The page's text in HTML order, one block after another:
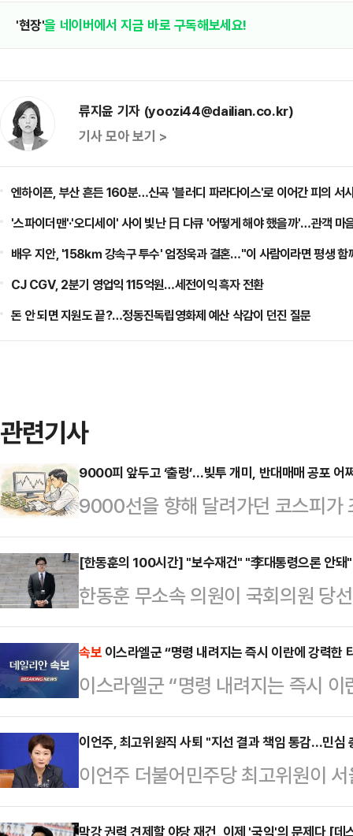
'현장'을 네이버에서 지금 바로 구독해보세요!
류지윤 기자 (yoozi44@dailian.co.kr)
기사 모아 보기 >
엔하이픈, 부산 흔든 160분…신곡 '블러디 파라다이스'로 이어간 피의 서
'스파이더맨'·'오디세이' 사이 빛난 日 다큐 '어떻게 해야 했을까'…관객 마
배우 지안, '158㎞ 강속구 투수' 엄정욱과 결혼…"이 사람이라면 평생 함
CJ CGV, 2분기 영업익 115억원…세전이익 흑자 전환
돈 안 되면 지원도 끝?…정동진독립영화제 예산 삭감이 던진 질문
관련기사
9000피 앞두고 ‘출렁’…빚투 개미, 반대매매 공포 어
9000선을 향해 달려가던 코스피가
장에 탑승하려는 개미들의 ‘빚투(
대매매를 경계하는 목소리가 적지
일 기준 투자자 예탁금은 139조
인 동시에 올해 첫 거래일인 1월
수준이다.투자자 예탁금은 투자자
기거나 주식을 팔고서 찾지 않은 자
기성 자금…
[한동훈의 100시간] "보수재건" "李대통령으론 안
한동훈 무소속 의원이 국회의원 당
부실을 지적하는 등 뚜렷한 존재감
거 관리 지적을 통해 이재명 대통령
에 가장 주목 받는 정치인으로 떠올
이 제한적인 만큼 추후 대여 투쟁,
스로를 증명해야 한다는 목소리도
북갑 국회의원 당선이 확정된 후,
첫 일정에 …
속보 이스라엘군 “명령 내려지는 즉시 이란에 강력한
이스라엘군 “명령 내려지는 즉시
이언주, 최고위원직 사퇴 "지선 결과 책임 통감…민심
이언주 더불어민주당 최고위원이
지 못한 6·3 지방선거 결과에 책임
막강 권력 견제할 야당 재건, 이제 '국익'의 문제다 [데